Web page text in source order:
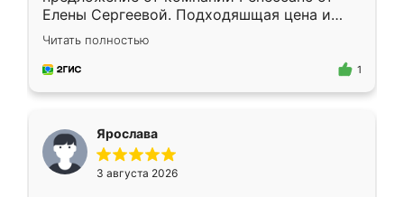
Елены Сергеевой. Подходяшщая цена и
короткие сроки изготовления. Приехавший
для замера сотрудник Владислав
предложил по моему эскизу самый
Читать полностью
1
Ярослава
3 августа 2026